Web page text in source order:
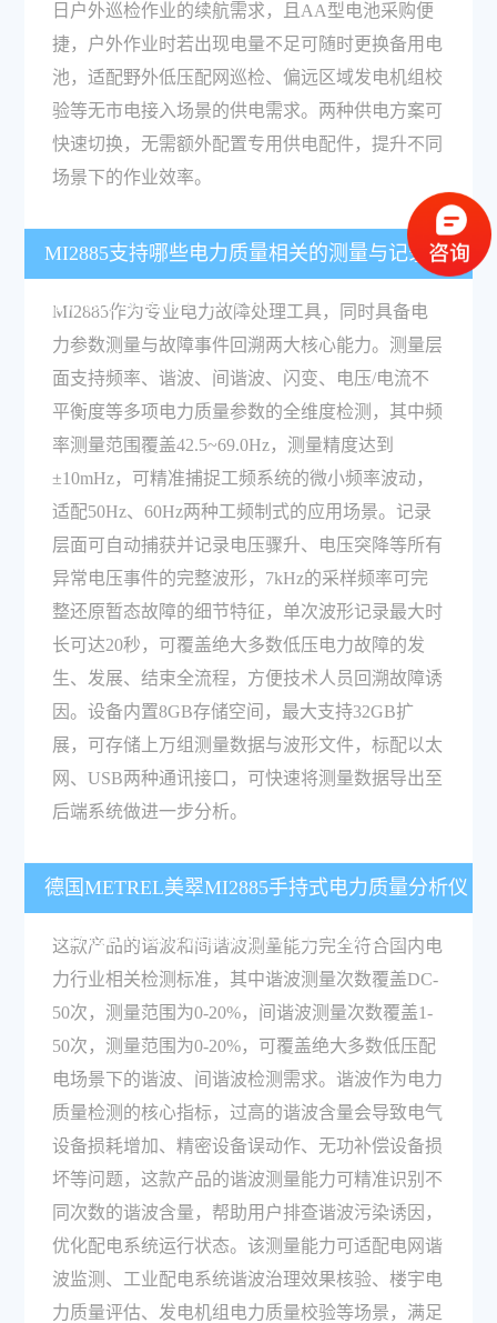
日户外巡检作业的续航需求，且AA型电池采购便
捷，户外作业时若出现电量不足可随时更换备用电
池，适配野外低压配网巡检、偏远区域发电机组校
验等无市电接入场景的供电需求。两种供电方案可
快速切换，无需额外配置专用供电配件，提升不同
场景下的作业效率。
MI2885支持哪些电力质量相关的测量与记录功
能，核心参数有什么优势？
MI2885作为专业电力故障处理工具，同时具备电
力参数测量与故障事件回溯两大核心能力。测量层
面支持频率、谐波、间谐波、闪变、电压/电流不
平衡度等多项电力质量参数的全维度检测，其中频
率测量范围覆盖42.5~69.0Hz，测量精度达到
±10mHz，可精准捕捉工频系统的微小频率波动，
适配50Hz、60Hz两种工频制式的应用场景。记录
层面可自动捕获并记录电压骤升、电压突降等所有
异常电压事件的完整波形，7kHz的采样频率可完
整还原暂态故障的细节特征，单次波形记录最大时
长可达20秒，可覆盖绝大多数低压电力故障的发
生、发展、结束全流程，方便技术人员回溯故障诱
因。设备内置8GB存储空间，最大支持32GB扩
展，可存储上万组测量数据与波形文件，标配以太
网、USB两种通讯接口，可快速将测量数据导出至
后端系统做进一步分析。
德国METREL美翠MI2885手持式电力质量分析仪
的谐波和间谐波测量能力符合行业要求吗？
这款产品的谐波和间谐波测量能力完全符合国内电
力行业相关检测标准，其中谐波测量次数覆盖DC-
50次，测量范围为0-20%，间谐波测量次数覆盖1-
50次，测量范围为0-20%，可覆盖绝大多数低压配
电场景下的谐波、间谐波检测需求。谐波作为电力
质量检测的核心指标，过高的谐波含量会导致电气
设备损耗增加、精密设备误动作、无功补偿设备损
坏等问题，这款产品的谐波测量能力可精准识别不
同次数的谐波含量，帮助用户排查谐波污染诱因，
优化配电系统运行状态。该测量能力可适配电网谐
波监测、工业配电系统谐波治理效果核验、楼宇电
力质量评估、发电机组电力质量校验等场景，满足